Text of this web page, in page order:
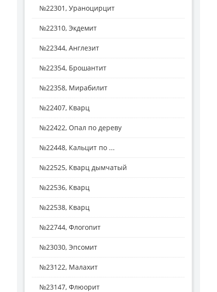
№22301, Ураноцирцит
№22310, Экдемит
№22344, Англезит
№22354, Брошантит
№22358, Мирабилит
№22407, Кварц
№22422, Опал по дереву
№22448, Кальцит по ...
№22525, Кварц дымчатый
№22536, Кварц
№22538, Кварц
№22744, Флогопит
№23030, Эпсомит
№23122, Малахит
№23147, Флюорит